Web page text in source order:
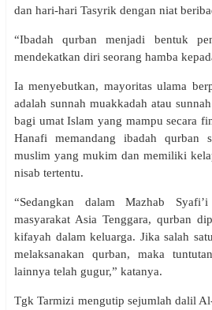
dan hari-hari Tasyrik dengan niat
“Ibadah qurban menjadi bentuk
mendekatkan diri seorang hamba
Ia menyebutkan, mayoritas ulama
adalah sunnah muakkadah atau
bagi umat Islam yang mampu secara
Hanafi memandang ibadah qurban
muslim yang mukim dan memiliki
nisab tertentu.
“Sedangkan dalam Mazhab
masyarakat Asia Tenggara, qurban
kifayah dalam keluarga. Jika salah
melaksanakan qurban, maka
lainnya telah gugur,” katanya.
Tgk Tarmizi mengutip sejumlah dalil